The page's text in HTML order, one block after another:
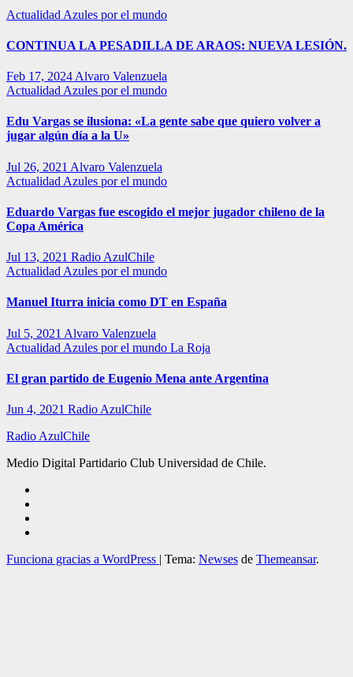
Actualidad Azules por el mundo
CONTINUA LA PESADILLA DE ARAOS: NUEVA LESIÓN.
Feb 17, 2024 Alvaro Valenzuela
Actualidad Azules por el mundo
Edu Vargas se ilusiona: «La gente sabe que quiero volver a
jugar algún día a la U»
Jul 26, 2021 Alvaro Valenzuela
Actualidad Azules por el mundo
Eduardo Vargas fue escogido el mejor jugador chileno de la
Copa América
Jul 13, 2021 Radio AzulChile
Actualidad Azules por el mundo
Manuel Iturra inicia como DT en España
Jul 5, 2021 Alvaro Valenzuela
Actualidad Azules por el mundo La Roja
El gran partido de Eugenio Mena ante Argentina
Jun 4, 2021 Radio AzulChile
Radio AzulChile
Medio Digital Partidario Club Universidad de Chile.
Funciona gracias a WordPress | Tema: Newses de Themeansar.